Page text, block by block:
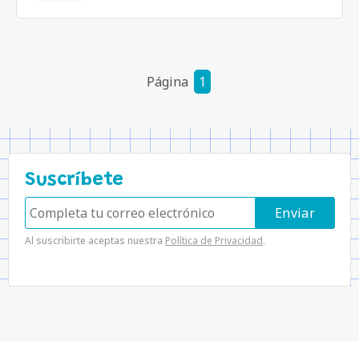
Página 1
Suscríbete
Al suscribirte aceptas nuestra Política de Privacidad.